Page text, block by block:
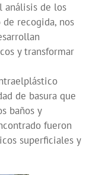
análisis de los
recogida, nos
y transformar
de basura que
baños y
fueron
superficiales y